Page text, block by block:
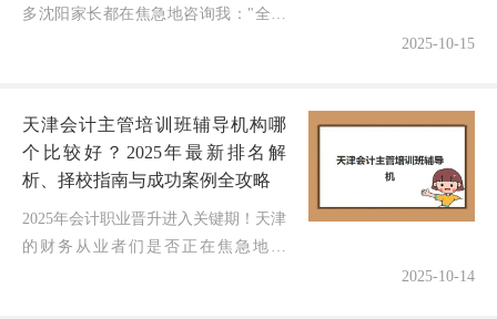
多沈阳家长都在焦急地咨询我："全日
2025-10-15
天津会计主管培训班辅导机构哪
个比较好？2025年最新排名解
析、择校指南与成功案例全攻略
2025年会计职业晋升进入关键期！天津
的财务从业者们是否正在焦急地搜
2025-10-14